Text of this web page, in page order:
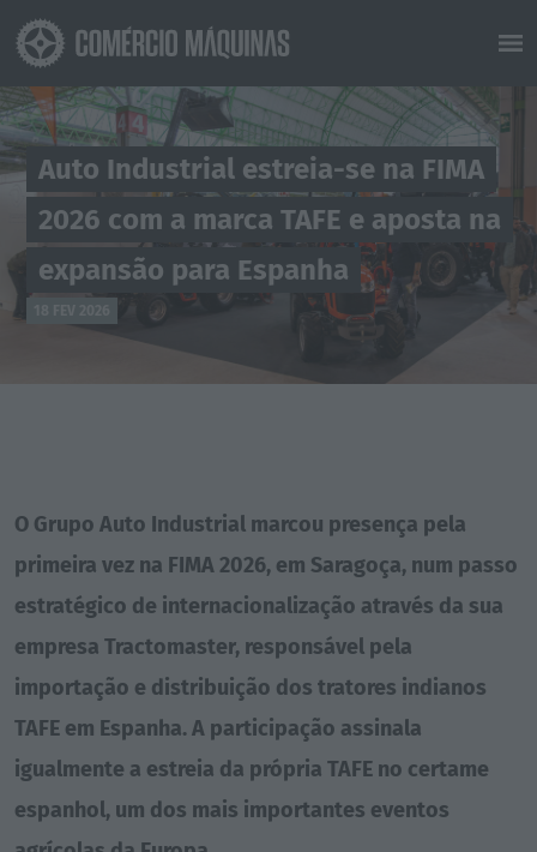
Auto Industrial estreia-se na FIMA
2026 com a marca TAFE e aposta na
expansão para Espanha
O Grupo Auto Industrial marcou presença pela
primeira vez na FIMA 2026, em Saragoça, num passo
estratégico de internacionalização através da sua
empresa Tractomaster, responsável pela
importação e distribuição dos tratores indianos
TAFE em Espanha. A participação assinala
igualmente a estreia da própria TAFE no certame
espanhol, um dos mais importantes eventos